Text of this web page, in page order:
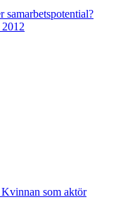
samarbetspotential?
som aktör